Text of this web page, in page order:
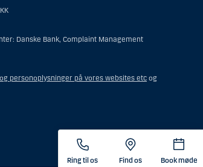
eller en anden form for repræsentation
som varetager opgaver og reguleres som
af en mægler eller anden person med et
Danske Bank, Complaint Management
personoplysninger på vores websites etc og
Ring til os Find os Book møde